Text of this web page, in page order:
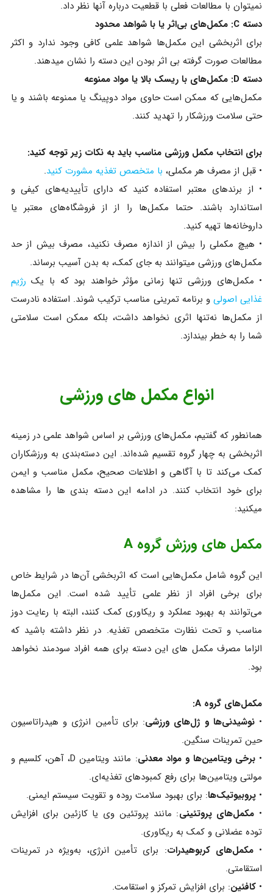
نمیتوان با مطالعات فعلی با قطعیت درباره آنها نظر داد.
دسته C: مکمل‌های بی‌اثر یا با شواهد محدود
برای اثربخشی این مکمل‌ها شواهد علمی کافی وجود ندارد و اکثر
مطالعات صورت گرفته بی اثر بودن این دسته را نشان میدهند.
دسته D: مکمل‌های با ریسک بالا یا مواد ممنوعه
مکمل‌هایی که ممکن است حاوی مواد دوپینگ یا ممنوعه باشند و یا
حتی سلامت ورزشکار را تهدید کنند.
برای انتخاب مکمل ورزشی مناسب باید به نکات زیر توجه کنید:
• قبل از مصرف هر مکملی، با متخصص تغذیه مشورت کنید.
• از برندهای معتبر استفاده کنید که دارای تأییدیه‌های کیفی و
استاندارد باشند. حتما مکمل‌ها را از از فروشگاه‌های معتبر یا
داروخانه‌ها تهیه کنید.
• هیچ مکملی را بیش از اندازه مصرف نکنید، مصرف بیش از حد
مکمل‌های ورزشی میتوانند به جای کمک، به بدن آسیب برساند.
• مکمل‌های ورزشی تنها زمانی مؤثر خواهند بود که با یک رژیم
غذایی اصولی و برنامه تمرینی مناسب ترکیب شوند. استفاده نادرست
از مکمل‌ها نه‌تنها اثری نخواهد داشت، بلکه ممکن است سلامتی
شما را به خطر بیندازد.
انواع مکمل های ورزشی
همانطور که گفتیم، مکمل‌های ورزشی بر اساس شواهد علمی در زمینه
اثربخشی به چهار گروه تقسیم شده‌اند. این دسته‌بندی به ورزشکاران
کمک می‌کند تا با آگاهی و اطلاعات صحیح، مکمل مناسب و ایمن
برای خود انتخاب کنند. در ادامه این دسته بندی ها را مشاهده
میکنید:
مکمل های ورزش گروه A
این گروه شامل مکمل‌هایی است که اثربخشی آن‌ها در شرایط خاص
برای برخی افراد از نظر علمی تأیید شده است. این مکمل‌ها
می‌توانند به بهبود عملکرد و ریکاوری کمک کنند، البته با رعایت دوز
مناسب و تحت نظارت متخصص تغذیه. در نظر داشته باشید که
الزاما مصرف مکمل های این دسته برای همه افراد سودمند نخواهد
بود.
مکمل‌های گروه A:
•نوشیدنی‌ها و ژل‌های ورزشی: برای تأمین انرژی و هیدراتاسیون
حین تمرینات سنگین.
• برخی ویتامین‌ها و مواد معدنی
: مانند ویتامین D، آهن، کلسیم و
مولتی‌ ویتامین‌ها برای رفع کمبودهای تغذیه‌ای.
• پروبیوتیک‌ها: برای بهبود سلامت روده و تقویت سیستم ایمنی.
• مکمل‌های پروتئینی: مانند پروتئین وی یا کازئین برای افزایش
توده عضلانی و کمک به ریکاوری.
•مکمل‌های کربوهیدرات: برای تأمین انرژی، به‌ویژه در تمرینات
استقامتی.
• کافئین: برای افزایش تمرکز و استقامت.